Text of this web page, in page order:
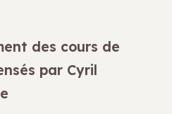
des cours de
par Cyril